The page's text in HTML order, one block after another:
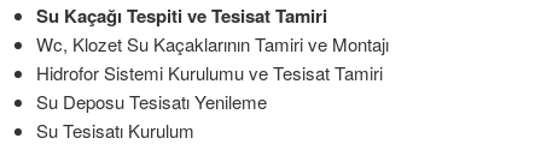
Su Kaçağı Tespiti ve Tesisat Tamiri
Wc, Klozet Su Kaçaklarının Tamiri ve Montajı
Hidrofor Sistemi Kurulumu ve Tesisat Tamiri
Su Deposu Tesisatı Yenileme
Su Tesisatı Kurulum